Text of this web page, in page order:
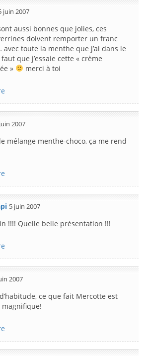
juin 2007
aussi bonnes que jolies, ces
doivent remporter un franc
avec toute la menthe que j’ai dans le
que j’essaie cette « crème
»
merci à toi
2007
mélange menthe-choco, ça me rend
5 juin 2007
!!!! Quelle belle présentation !!!
2007
ce que fait Mercotte est